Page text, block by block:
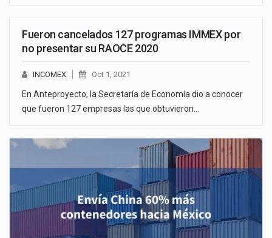
Fueron cancelados 127 programas IMMEX por
no presentar su RAOCE 2020
INCOMEX Oct 1, 2021
En Anteproyecto, la Secretaría de Economía dio a conocer
que fueron 127 empresas las que obtuvieron…